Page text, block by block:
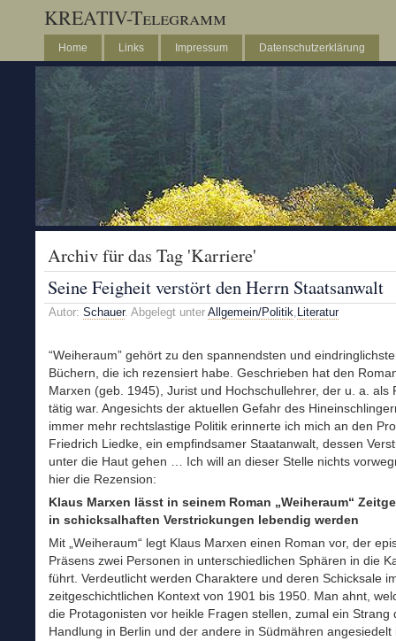
KREATIV-Telegramm
Home Links Impressum Datenschutzerklärung
Archiv für das Tag 'Karriere'
Seine Feigheit verstört den Herrn Staatsanwalt
Autor: Schauer. Abgelegt unter Allgemein/Politik, Literatur
“Weiheraum” gehört zu den spannendsten und
Büchern, die ich rezensiert habe. Geschrieben hat den
Marxen (geb. 1945), Jurist und Hochschullehrer, der u. a. als
tätig war. Angesichts der aktuellen Gefahr des
immer mehr rechtslastige Politik erinnerte ich mich an den
Friedrich Liedke, ein empfindsamer Staatanwalt, dessen
unter die Haut gehen … Ich will an dieser Stelle nichts
hier die Rezension:
Klaus Marxen lässt in seinem Roman „Weiheraum“
in schicksalhaften Verstrickungen lebendig werden
Mit „Weiheraum“ legt Klaus Marxen einen Roman vor, der
Präsens zwei Personen in unterschiedlichen Sphären in die
führt. Verdeutlicht werden Charaktere und deren Schicksale
zeitgeschichtlichen Kontext von 1901 bis 1950. Man ahnt,
die Protagonisten vor heikle Fragen stellen, zumal ein Strang
Handlung in Berlin und der andere in Südmähren angesiedelt